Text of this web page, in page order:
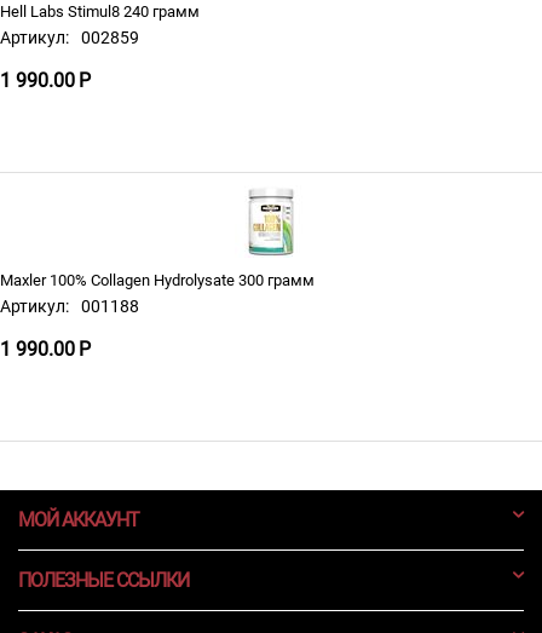
Hell Labs Stimul8 240 грамм
Артикул: 002859
1 990.00 Р
Maxler 100% Collagen Hydrolysate 300 грамм
Артикул: 001188
1 990.00 Р
МОЙ АККАУНТ
ПОЛЕЗНЫЕ ССЫЛКИ